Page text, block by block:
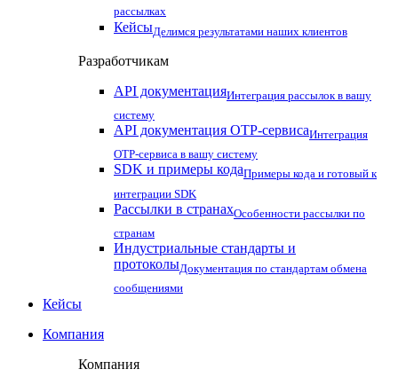
рассылках
КейсыДелимся результатами наших клиентов
Разработчикам
API документацияИнтеграция рассылок в вашу
систему
API документация OTP-сервисаИнтеграция
OTP-сервиса в вашу систему
SDK и примеры кодаПримеры кода и готовый к
интеграции SDK
Рассылки в странахОсобенности рассылки по
странам
Индустриальные стандарты и
протоколыДокументация по стандартам обмена
сообщениями
Кейсы
Компания
Компания